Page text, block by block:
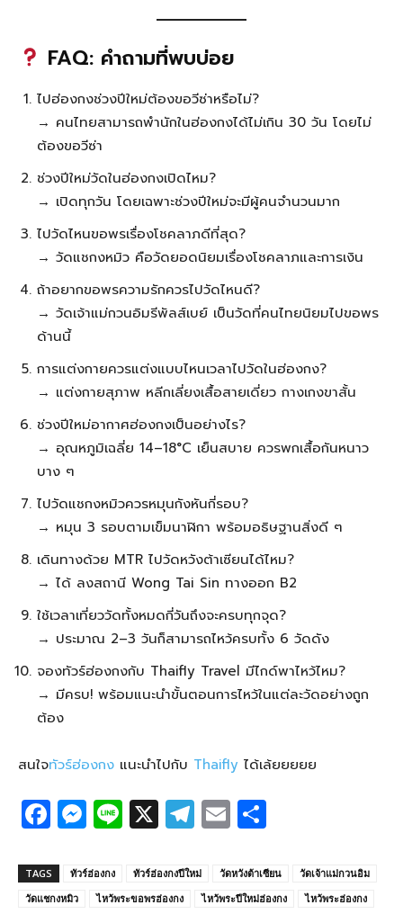
FAQ: คำถามที่พบบ่อย
ไปฮ่องกงช่วงปีใหม่ต้องขอวีซ่าหรือไม่?
→ คนไทยสามารถพำนักในฮ่องกงได้ไม่เกิน 30 วัน โดยไม่
ต้องขอวีซ่า
ช่วงปีใหม่วัดในฮ่องกงเปิดไหม?
→ เปิดทุกวัน โดยเฉพาะช่วงปีใหม่จะมีผู้คนจำนวนมาก
ไปวัดไหนขอพรเรื่องโชคลาภดีที่สุด?
→ วัดแชกงหมิว คือวัดยอดนิยมเรื่องโชคลาภและการเงิน
ถ้าอยากขอพรความรักควรไปวัดไหนดี?
→ วัดเจ้าแม่กวนอิมรีพัลส์เบย์ เป็นวัดที่คนไทยนิยมไปขอพร
ด้านนี้
การแต่งกายควรแต่งแบบไหนเวลาไปวัดในฮ่องกง?
→ แต่งกายสุภาพ หลีกเลี่ยงเสื้อสายเดี่ยว กางเกงขาสั้น
ช่วงปีใหม่อากาศฮ่องกงเป็นอย่างไร?
→ อุณหภูมิเฉลี่ย 14–18°C เย็นสบาย ควรพกเสื้อกันหนาว
บาง ๆ
ไปวัดแชกงหมิวควรหมุนกังหันกี่รอบ?
→ หมุน 3 รอบตามเข็มนาฬิกา พร้อมอธิษฐานสิ่งดี ๆ
เดินทางด้วย MTR ไปวัดหวังต้าเซียนได้ไหม?
→ ได้ ลงสถานี Wong Tai Sin ทางออก B2
ใช้เวลาเที่ยววัดทั้งหมดกี่วันถึงจะครบทุกจุด?
→ ประมาณ 2–3 วันก็สามารถไหว้ครบทั้ง 6 วัดดัง
จองทัวร์ฮ่องกงกับ Thaifly Travel มีไกด์พาไหว้ไหม?
→ มีครบ! พร้อมแนะนำขั้นตอนการไหว้ในแต่ละวัดอย่างถูก
ต้อง
สนใจทัวร์ฮ่องกง แนะนำไปกับ Thaifly ได้เล้ยยยยย
F
a
c
e
M
e
ss
e
Li
n
e
X T
el
e
g
E
m
ailar
e
TAGS ทัวร์ฮ่องกง ทัวร์ฮ่องกงปีใหม่ วัดหวังต้าเซียน
วัดเจ้าแม่กวนอิม
วัดแชกงหมิว
ไหว้พระขอพรฮ่องกง ไหว้พระปีใหม่ฮ่องกง ไหว้พระฮ่องกง